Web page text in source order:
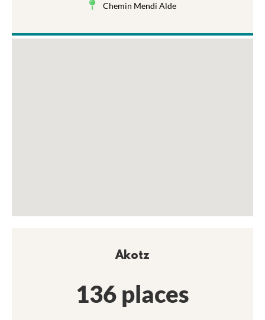
Chemin Mendi Alde
Akotz
136 places